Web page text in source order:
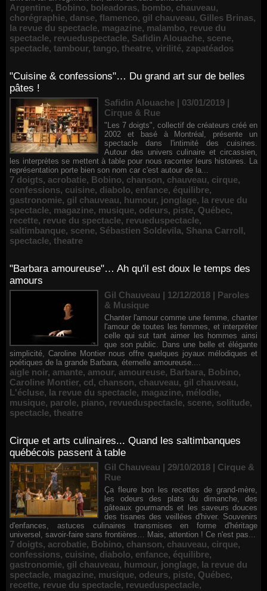
Argentine, Bobino, boleadoras, bombo, chauveau,
chorégraphie, danse, flamenco, gil chauveau, Gilles Brinas,
la revue du spectacle, magazine, malambo, revue du
spectacle, revueduspectacle, Safidin Alouache, scene,
spectacle, tambour, tango, theatre, virilité, zapatéados
"Cuisine & confessions"… Du grand art sur de belles
pâtes !
Safidin Alouache | 03/01/2019 |
Cirque & Rue
"Les 7 doigts", collectif de créateurs créé en
2002 et basé à Montréal, présente un
spectacle dans l'intimité des cuisines.
Autour des univers culinaire et circassien,
les interprètes se mettent à table pour nous raconter leurs histoires. La
représentation porte bien son nom car c'est autour de la...
7 doigts, acrobatie, Bobino, chanson, chauveau, cirque,
confessions, cuisine, diabolo, enfance, équilibre,
gastronomie, gil chauveau, humour, jonglage, la revue du
spectacle, magazine, musique, odeurs, piste, Québec,
recette, revue du spectacle, revueduspectacle,
saltimbanque, scene, Sébastien Soldevila, Shana Carroll,
spectacle, theatre
"Barbara amoureuse"… Ah qu'il est doux le temps des
amours
Gil Chauveau | 12/12/2018 | Paroles
& Musique
Chanter l'amour comme une femme, chanter
l'amour de toutes les femmes, et interpréter
celle qui sut tant aimer les hommes ainsi
que son public. Dans une belle et élégante
simplicité, Caroline Montier nous offre quelques joyaux mélodiques et
poétiques de la grande Barbara, éternelle amoureuse....
aigle noir, amante, amour, amoureuse, Barbara, Bobino,
Caroline Montier, cd, chanson, chauveau, gil chauveau,
L'écluse, la revue du spectacle, magazine, mélodie,
musique, parole, piano, revueduspectacle, scene, solitude,
spectacle, theatre
Cirque et arts culinaires... Quand les saltimbanques
québécois passent à table
Gil Chauveau | 29/10/2018 | Cirque &
Rue
Ça fleure bon les recettes de grand-mère,
les odeurs des plats du dimanche, des
gâteaux gourmands et les saveurs douces
des tisanes des veillées d'hiver. Souvenirs
d'enfances, astuces culinaires transmises en forme d'héritage
universel, savoir-faire sans frontières… Mais, attention ! Ce n'est pas...
7 doigts, acrobatie, Bobino, chanson, chauveau, cirque,
confessions, cuisine, diabolo, enfance, équilibre,
gastronomie, gil chauveau, humour, jonglage, la revue du
spectacle, magazine, musique, odeurs, piste, Québec,
recette, revue du spectacle, revueduspectacle,